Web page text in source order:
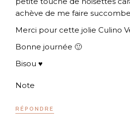
achève de me faire
Merci pour cette jolie Culino
Bonne journée 🙂
Bisou ♥
Note
RÉPONDRE